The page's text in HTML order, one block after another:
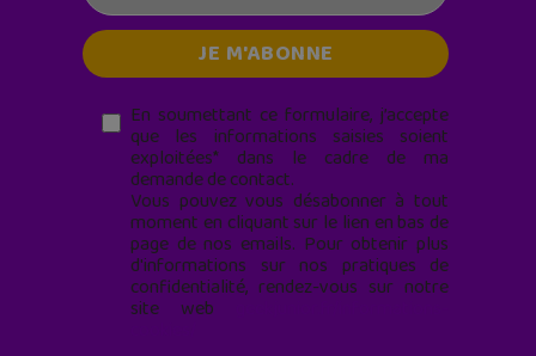
En soumettant ce formulaire, j’accepte
que les informations saisies soient
exploitées* dans le cadre de ma
demande de contact.
Vous pouvez vous désabonner à tout
moment en cliquant sur le lien en bas de
page de nos emails. Pour obtenir plus
d'informations sur nos pratiques de
confidentialité, rendez-vous sur notre
site web